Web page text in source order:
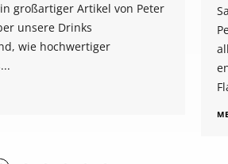
großartiger Artikel von Peter
unsere Drinks
wie hochwertiger